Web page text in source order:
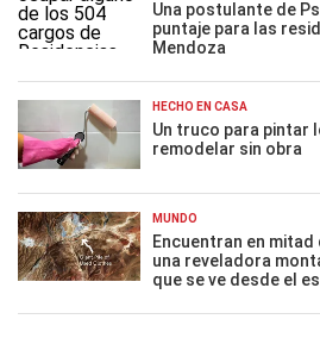
Una postulante de
puntaje para las
Mendoza
HECHO EN CASA
Un truco para pintar
remodelar sin obra
MUNDO
Encuentran en
una reveladora
que se ve desde el